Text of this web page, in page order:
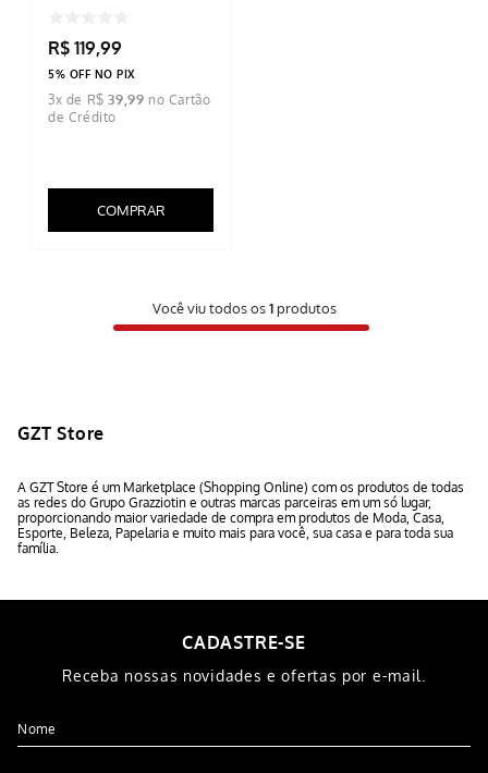
R$ 119,99
5% OFF NO PIX
3x de R$ 39,99
COMPRAR
Você viu todos os1produtos
GZT Store
A GZT Store é um Marketplace (Shopping Online) com os produtos de todas
as redes do Grupo Grazziotin e outras marcas parceiras em um só lugar,
proporcionando maior variedade de compra em produtos de Moda, Casa,
Esporte, Beleza, Papelaria e muito mais para você, sua casa e para toda sua
família.
CADASTRE-SE
Receba nossas novidades e ofertas por e-mail.